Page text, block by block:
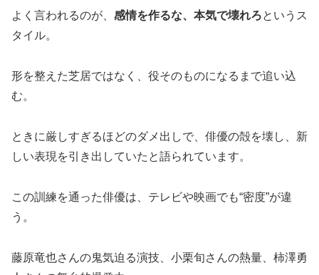
よく言われるのが、 感情を作るな、本気で壊れろというス
タイル。
形を整えた芝居ではなく、役そのものになるまで追い込
む。
ときに厳しすぎるほどのダメ出しで、俳優の殻を壊し、新
しい表現を引き出していたと語られています。
この訓練を通った俳優は、テレビや映画でも“密度”が違
う。
藤原竜也さんの鬼気迫る演技、小栗旬さんの熱量、柿澤勇